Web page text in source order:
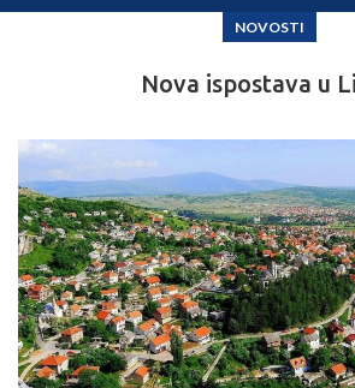
NOVOSTI
Nova ispostava u